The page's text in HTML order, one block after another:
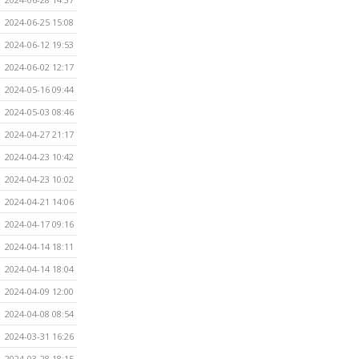
2024-06-25 15:08
2024-06-12 19:53
2024-06-02 12:17
2024-05-16 09:44
2024-05-03 08:46
2024-04-27 21:17
2024-04-23 10:42
2024-04-23 10:02
2024-04-21 14:06
2024-04-17 09:16
2024-04-14 18:11
2024-04-14 18:04
2024-04-09 12:00
2024-04-08 08:54
2024-03-31 16:26